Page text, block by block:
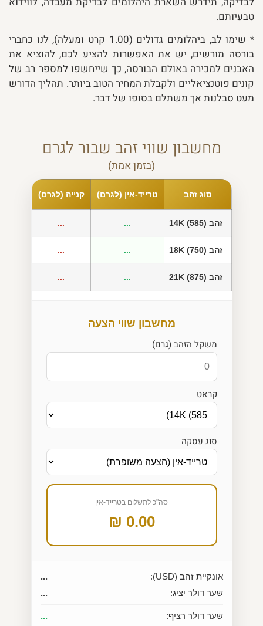
טבעיותם.
* שימו לב, ביהלומים גדולים (1.00 קרט ומעלה), לנו כחברי
בורסה מורשים, יש את האפשרות להציע לכם, להוציא את
האבנים למכירה באולם הבורסה, כך שייחשפו למספר רב של
קונים פוטנציאליים ולקבלת המחיר הטוב ביותר. תהליך הדורש
מעט סבלנות אך משתלם בסופו של דבר.
מחשבון שווי זהב שבור לגרם
(בזמן אמת)
סוג זהב טרייד-אין (לגרם) קנייה (לגרם)
זהב 14K (585) ...
...
זהב 18K (750) ...
...
זהב 21K (875) ...
...
מחשבון שווי הצעה
משקל הזהב (גרם)
קראט
סוג עסקה
סה"כ לתשלום בטרייד-אין
0.00 ₪
אונקיית זהב (USD):
...
שער דולר יציג:
...
שער דולר רציף: ...